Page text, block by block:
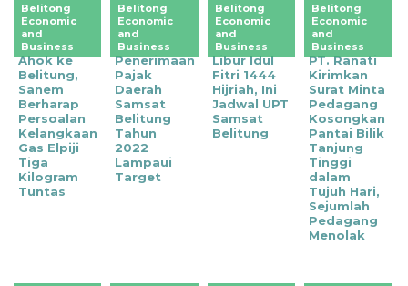
Belitong
Economic
and
Business
Ahok ke
Belitung,
Sanem
Berharap
Persoalan
Kelangkaan
Gas Elpiji
Tiga
Kilogram
Tuntas
Belitong
Economic
and
Business
Penerimaan
Pajak
Daerah
Samsat
Belitung
Tahun
2022
Lampaui
Target
Belitong
Economic
and
Business
Libur Idul
Fitri 1444
Hijriah, Ini
Jadwal UPT
Samsat
Belitung
Belitong
Economic
and
Business
PT. Ranati
Kirimkan
Surat Minta
Pedagang
Kosongkan
Pantai Bilik
Tanjung
Tinggi
dalam
Tujuh Hari,
Sejumlah
Pedagang
Menolak